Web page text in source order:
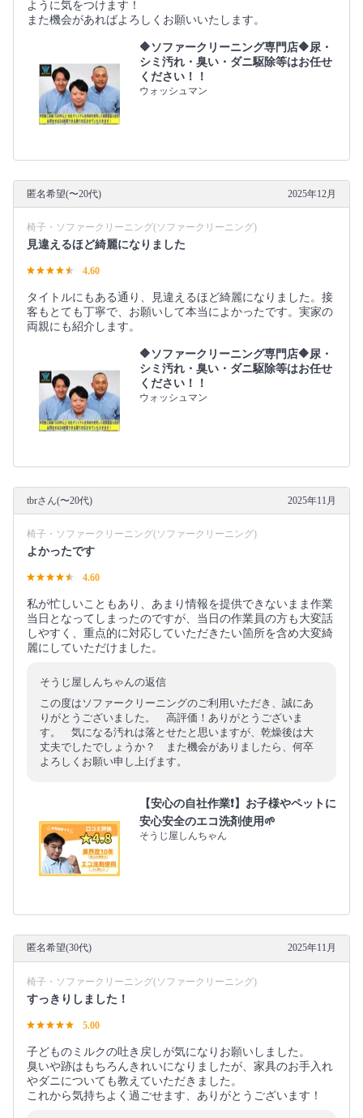
ように気をつけます！
また機会があればよろしくお願いいたします。
🔶ソファークリーニング専門店🔶尿・
シミ汚れ・臭い・ダニ駆除等はお任せ
ください！！
ウォッシュマン
匿名希望(〜20代) 2025年12月
椅子・ソファークリーニング(ソファークリーニング)
見違えるほど綺麗になりました
4.60
タイトルにもある通り、見違えるほど綺麗になりました。接
客もとても丁寧で、お願いして本当によかったです。実家の
両親にも紹介します。
🔶ソファークリーニング専門店🔶尿・
シミ汚れ・臭い・ダニ駆除等はお任せ
ください！！
ウォッシュマン
tbrさん(〜20代) 2025年11月
椅子・ソファークリーニング(ソファークリーニング)
よかったです
4.60
私が忙しいこともあり、あまり情報を提供できないまま作業
当日となってしまったのですが、当日の作業員の方も大変話
しやすく、重点的に対応していただきたい箇所を含め大変綺
麗にしていただけました。
そうじ屋しんちゃんの返信
この度はソファークリーニングのご利用いただき、誠にあ
りがとうございました。 高評価！ありがとうございま
す。 気になる汚れは落とせたと思いますが、乾燥後は大
丈夫でしたでしょうか？ また機会がありましたら、何卒
よろしくお願い申し上げます。
【安心の自社作業❗️】お子様やペットに
安心安全のエコ洗剤使用🌱
そうじ屋しんちゃん
匿名希望(30代) 2025年11月
椅子・ソファークリーニング(ソファークリーニング)
すっきりしました！
5.00
子どものミルクの吐き戻しが気になりお願いしました。
臭いや跡はもちろんきれいになりましたが、家具のお手入れ
やダニについても教えていただきました。
これから気持ちよく過ごせます、ありがとうございます！